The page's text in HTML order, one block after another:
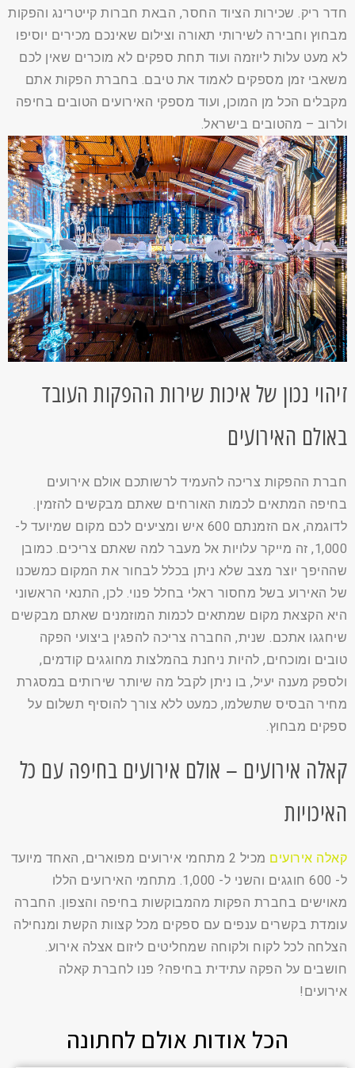
חדר ריק. שכירות הציוד החסר, הבאת חברות קייטרינג והפקות
מבחוץ וחבירה לשירותי תאורה וצילום שאינכם מכירים יוסיפו
לא מעט עלות ליוזמה ועוד תחת ספקים לא מוכרים שאין לכם
משאבי זמן מספקים לאמוד את טיבם. בחברת הפקות אתם
מקבלים הכל מן המוכן, ועוד מספקי האירועים הטובים בחיפה
ולרוב – מהטובים בישראל.
זיהוי נכון של איכות שירות ההפקות העובד
באולם האירועים
חברת ההפקות צריכה להעמיד לרשותכם אולם אירועים
בחיפה המתאים לכמות האורחים שאתם מבקשים להזמין.
לדוגמה, אם הזמנתם 600 איש ומציעים לכם מקום שמיועד ל-
1,000, זה מייקר עלויות אל מעבר למה שאתם צריכים. כמובן
שההיפך יוצר מצב שלא ניתן בכלל לבחור את המקום כמשכנו
של האירוע בשל מחסור ראלי בחלל פנוי. לכן, התנאי הראשוני
היא הקצאת מקום שמתאים לכמות המוזמנים שאתם מבקשים
שיחגגו אתכם. שנית, החברה צריכה להפגין ביצועי הפקה
טובים ומוכחים, להיות ניחנת בהמלצות מחוגגים קודמים,
ולספק מענה יעיל, בו ניתן לקבל מה שיותר שירותים במסגרת
מחיר הבסיס שתשלמו, כמעט ללא צורך להוסיף תשלום על
ספקים מבחוץ.
קאלה אירועים – אולם אירועים בחיפה עם כל
האיכויות
קאלה אירועים
מכיל 2 מתחמי אירועים מפוארים, האחד מיועד
ל- 600 חוגגים והשני ל- 1,000. מתחמי האירועים הללו
מאוישים בחברת הפקות מהמבוקשות בחיפה והצפון. החברה
עומדת בקשרים ענפים עם ספקים מכל קצוות הקשת ומנחילה
הצלחה לכל לקוח ולקוחה שמחליטים ליזום אצלה אירוע.
חושבים על הפקה עתידית בחיפה? פנו לחברת קאלה
אירועים!
הכל אודות אולם לחתונה